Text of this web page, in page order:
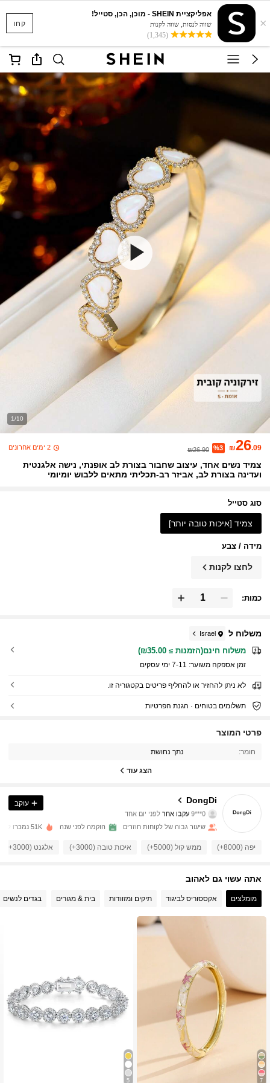
קחו ×
אפליקציית SHEIN - מוכן, הכן, סטייל!
שווה לנסות, שווה לקנות
(1,345)
1/10
₪26.09
%3
₪26.90 2 ימים אחרונים
צמיד נשים אחד, עיצוב שחבור בצורת לב אופנתי, נישה אלגנטית
ועדינה בצורת לב, אביזר רב-תכליתי מתאים ללבוש יומיומי
סוג סטייל
צמיד [איכות טובה יותר]
מידה / צבע
לחצו לקנות
כמות:
משלוח ל Israel
משלוח חינם(הזמנות ≥ ₪35.00)
זמן אספקה ​​משוער: 7-11 ימי עסקים
לא ניתן להחזיר או להחליף פריטים בקטגוריה זו.
תשלומים בטוחים · הגנת הפרטיות
פרטי המוצר
חומר: נתך נחושת
הצג עוד
DongDi
4.8K עוקבים
0***9 עקבו אחרלפני יום אחד
4.8K עוקבים
4.94 4.8K עוקבים
4.8K עוקבים
4.94 4.8K עוקבים
עוקב
שיעור גבוה של לקוחות חוזרים הוקמה לפני שנה 51K נמכרו לאחרונה
יפה (8000+) ממש קול (5000+) איכות טובה (3000+) אלגנט (3000+)
אתה עשוי גם לאהוב
מומלצים אקססוריס לביגוד תיקים ומזוודות בית & מגורים בגדים לנשים
7
5